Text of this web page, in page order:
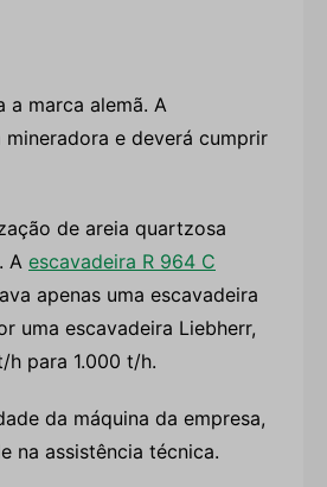
a marca alemã. A
e deverá cumprir
de areia quartzosa
A escavadeira R 964 C
apenas uma escavadeira
uma escavadeira Liebherr,
h para 1.000 t/h.
da máquina da empresa,
na assistência técnica.